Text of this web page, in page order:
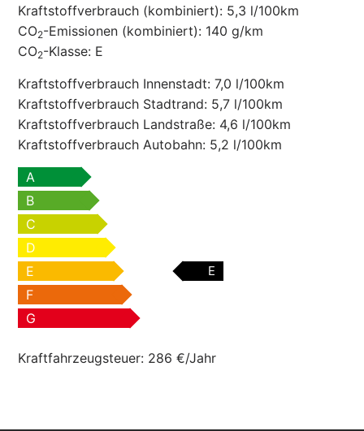
Kraftstoffverbrauch (kombiniert): 5,3 l/100km
CO2-Emissionen (kombiniert): 140 g/km
CO2-Klasse: E
Kraftstoffverbrauch Innenstadt:7,0 l/100km
Kraftstoffverbrauch Stadtrand: 5,7 l/100km
Kraftstoffverbrauch Landstraße: 4,6 l/100km
Kraftstoffverbrauch Autobahn: 5,2 l/100km
A
B
C
D
E
E
F
G
Kraftfahrzeugsteuer: 286 €/Jahr